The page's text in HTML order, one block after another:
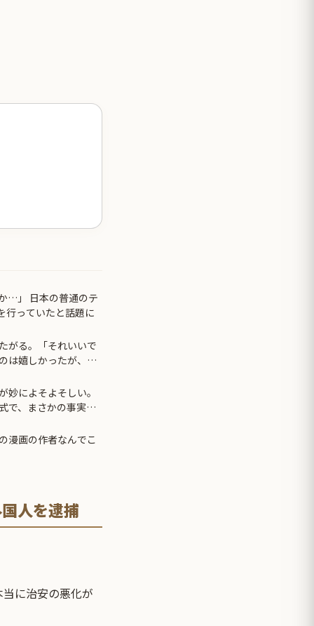
…」 日本の普通のテ
行っていたと話題に
がる。「それいいで
は嬉しかったが、次
妙によそよそしい。
で、まさかの事実が
漫画の作者なんでこ
人を逮捕
に治安の悪化が